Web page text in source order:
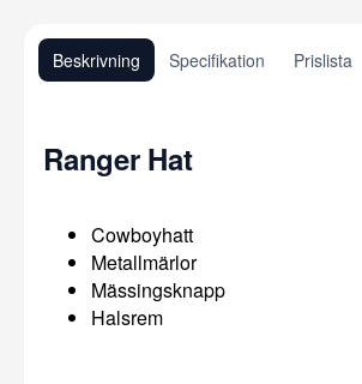
Beskrivning Specifikation Prislista
Ranger Hat
Cowboyhatt
Metallmärlor
Mässingsknapp
Halsrem